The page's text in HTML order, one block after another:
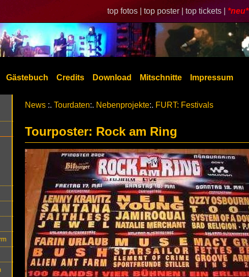
top fotos | top poster | top tickets | *neu*
Gästebuch Credits Download Mitschnitte Impressum
News :. Tourdaten:. Nebenprojekte:. FURT: Festivals
Tourposter: Rock am Ring